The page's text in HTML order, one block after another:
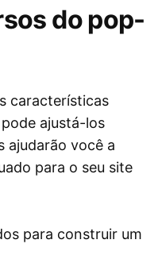
do pop-
características
ajustá-los
ajudarão você a
para o seu site
para construir um